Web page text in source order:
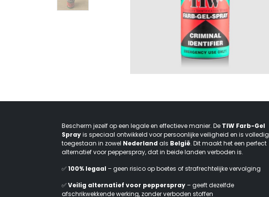
Bescherm jezelf op een legale en effectieve manier. De TIW Farb-Gel
Sprayis speciaal ontwikkeld voor persoonlijke veiligheid en is volledig
toegestaan in zowel Nederland als België. Dit maakt het een perfect
alternatief voor pepperspray, dat in beide landen verboden is.
✅100% legaal – geen risico op boetes of strafrechtelijke vervolging
✅Veilig alternatief voor pepperspray – geeft dezelfde
afschrikwekkende werking, zonder verboden stoffen